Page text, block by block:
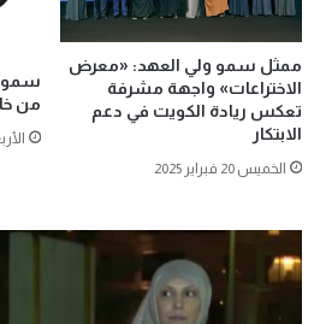
ممثل سمو ولي العهد: «معرض
الاختراعات» واجهة مشرفة
تعكس ريادة الكويت في دعم
الابتكار
الخميس 20 فبراير 2025
سمو
من
الأربعاء